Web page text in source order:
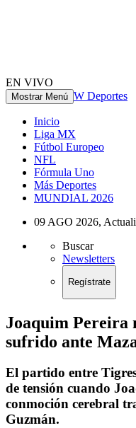
EN VIVO
Mostrar Menú W Deportes
Inicio
Liga MX
Fútbol Europeo
NFL
Fórmula Uno
Más Deportes
MUNDIAL 2026
09 AGO 2026,
Buscar
Newsletters
Regístrate
Joaquim Pereira
sufrido ante
El partido entre
de tensión cuando
conmoción cerebral
Guzmán.